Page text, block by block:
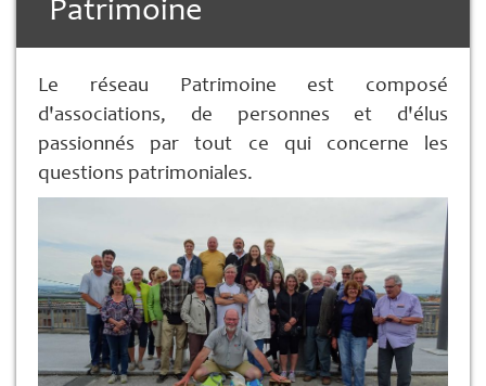
Patrimoine
Le réseau Patrimoine est composé
d'associations, de personnes et d'élus
passionnés par tout ce qui concerne les
questions patrimoniales.